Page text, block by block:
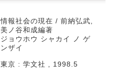
情報社会の現在 / 前納弘武,
美ノ谷和成編著
ジョウホウ シャカイ ノ ゲ
ンザイ
東京 : 学文社 , 1998.5